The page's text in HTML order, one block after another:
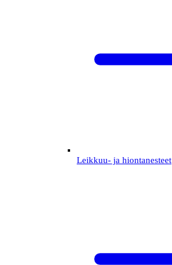
Leikkuu- ja hiontanesteet